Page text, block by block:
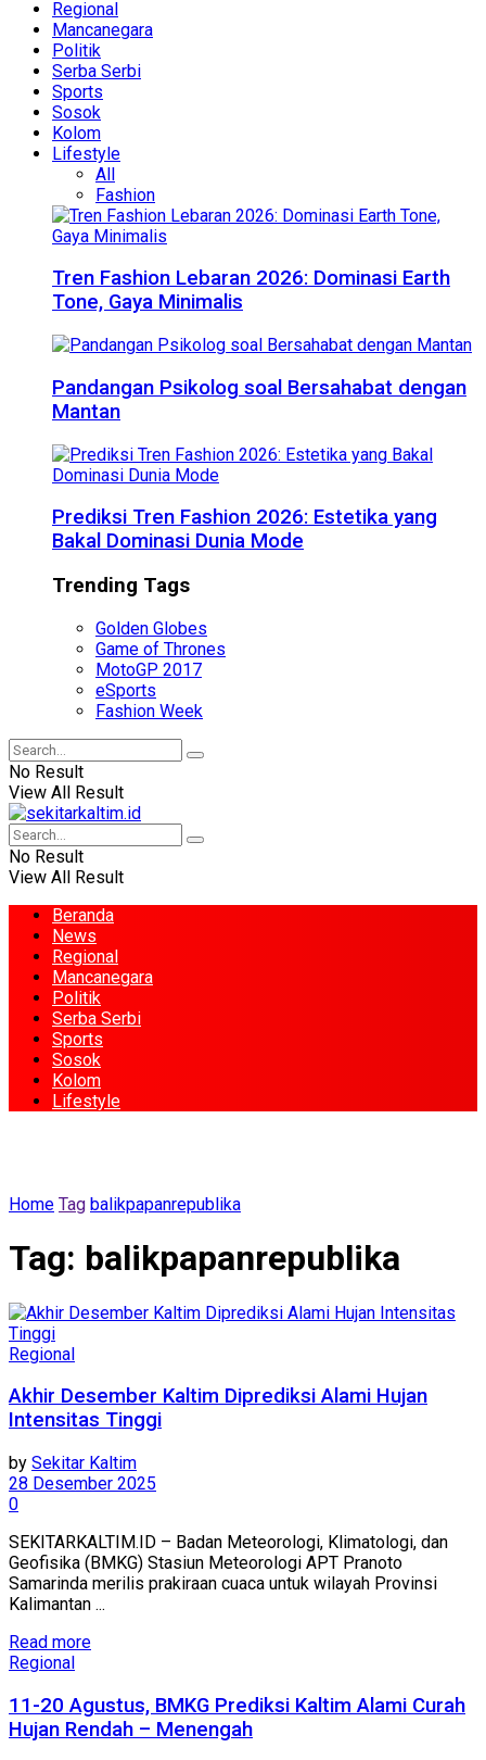
Regional
Mancanegara
Politik
Serba Serbi
Sports
Sosok
Kolom
Lifestyle
All
Fashion
Tren Fashion Lebaran 2026: Dominasi Earth
Tone, Gaya Minimalis
Pandangan Psikolog soal Bersahabat dengan
Mantan
Prediksi Tren Fashion 2026: Estetika yang
Bakal Dominasi Dunia Mode
Trending Tags
Golden Globes
Game of Thrones
MotoGP 2017
eSports
Fashion Week
No Result
View All Result
No Result
View All Result
Beranda
News
Regional
Mancanegara
Politik
Serba Serbi
Sports
Sosok
Kolom
Lifestyle
Home Tag balikpapanrepublika
Tag: balikpapanrepublika
Regional
Akhir Desember Kaltim Diprediksi Alami Hujan
Intensitas Tinggi
by Sekitar Kaltim
28 Desember 2025
0
SEKITARKALTIM.ID – Badan Meteorologi, Klimatologi, dan
Geofisika (BMKG) Stasiun Meteorologi APT Pranoto
Samarinda merilis prakiraan cuaca untuk wilayah Provinsi
Kalimantan ...
Read more
Regional
11-20 Agustus, BMKG Prediksi Kaltim Alami Curah
Hujan Rendah – Menengah